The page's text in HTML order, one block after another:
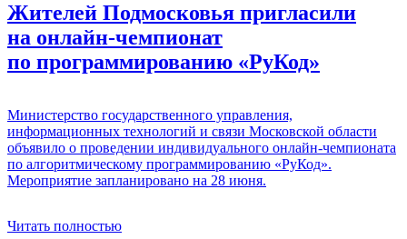
Жителей Подмосковья пригласили
на онлайн-чемпионат
по программированию «РуКод»
Министерство государственного управления,
информационных технологий и связи Московской области
объявило о проведении индивидуального онлайн-чемпионата
по алгоритмическому программированию «РуКод».
Мероприятие запланировано на 28 июня.
Читать полностью